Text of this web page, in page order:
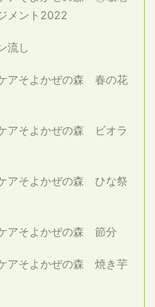
メント2022
流し
アそよかぜの森 春の花
アそよかぜの森 ビオラ
アそよかぜの森 ひな祭
アそよかぜの森 節分
アそよかぜの森 焼き芋